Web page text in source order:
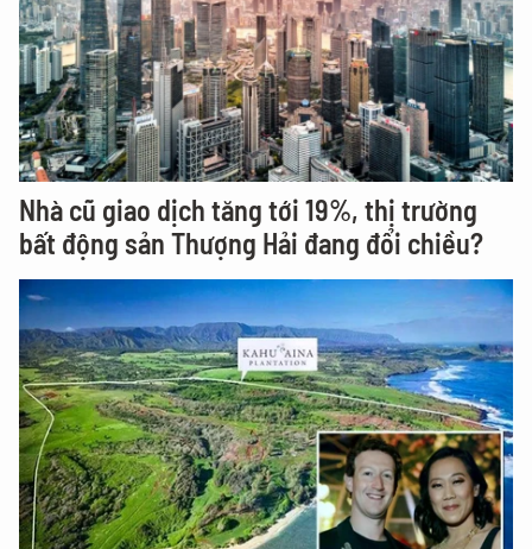
Nhà cũ giao dịch tăng tới 19%, thị trường
bất động sản Thượng Hải đang đổi chiều?